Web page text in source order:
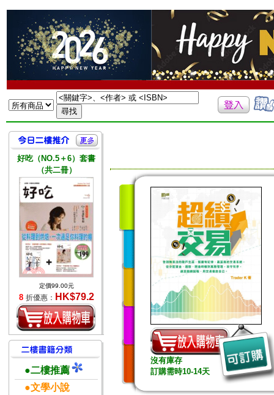
好吃（NO.5＋6）套書
（共二冊）
定價99.00元
8 折優惠： HK$79.2
●二樓推薦
●文學小說
沒有庫存
訂購需時10-14天